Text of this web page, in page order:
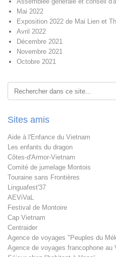
Mai 2022
Exposition 2022 de Mai Lien et
Avril 2022
Décembre 2021
Novembre 2021
Octobre 2021
Rechercher
Sites amis
Aide à l'Enfance du Vietnam
Les enfants du dragon
Côtes-d'Armor-Vietnam
Comité de jumelage Montois
Touraine sans Frontières
Linguafest'37
AEViVaL
Festival de Montoire
Cap Vietnam
Centraider
Agence de voyages "Peuples du
Agence de voyages francophone au